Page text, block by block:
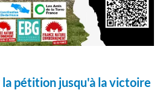
pétition jusqu'à la victoire